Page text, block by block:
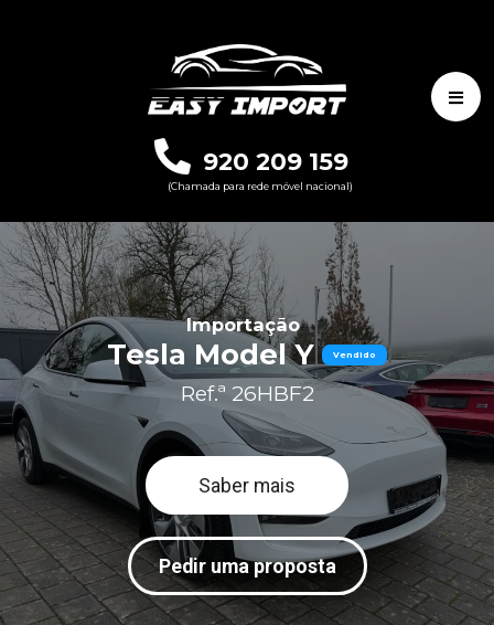
920 209 159
(Chamada para rede móvel nacional)
Importação
Tesla Model Y Vendido
Ref.ª 26HBF2
Saber mais
Pedir uma proposta